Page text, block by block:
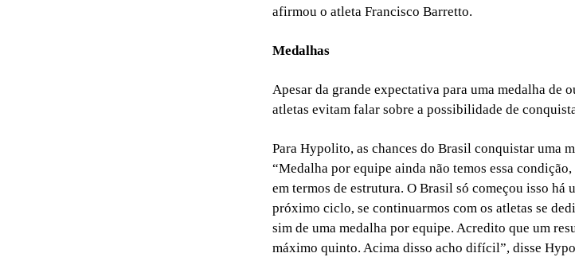
afirmou o atleta Francisco Barretto.
Medalhas
Apesar da grande expectativa para uma medalha de
atletas evitam falar sobre a possibilidade de
Para Hypolito, as chances do Brasil conquistar uma
“Medalha por equipe ainda não temos essa
em termos de estrutura. O Brasil só começou isso há
próximo ciclo, se continuarmos com os atletas se
sim de uma medalha por equipe. Acredito que um
máximo quinto. Acima disso acho difícil”, disse